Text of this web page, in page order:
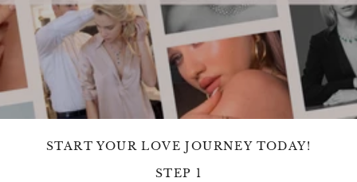
START YOUR LOVE JOURNEY TODAY!
STEP 1